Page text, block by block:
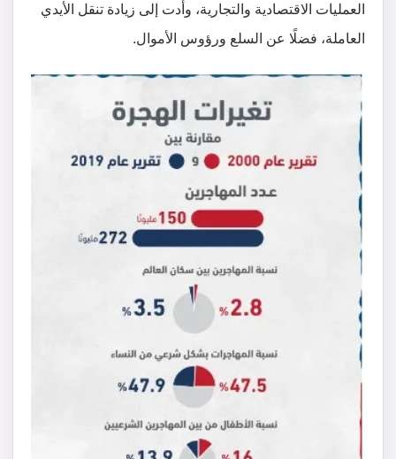
العمليات الاقتصادية والتجارية، وأدت إلى زيادة تنقل الأيدي
العاملة، فضلًا عن السلع ورؤوس الأموال.